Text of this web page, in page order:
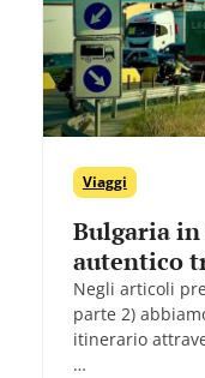
Viaggi
Bulgaria
autentico
Negli articoli
parte 2)
itinerario
…